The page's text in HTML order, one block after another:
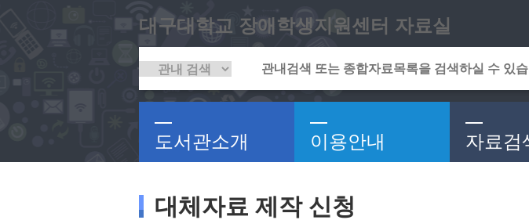
대구대학교 장애학생지원센터 자료실
도서관소개 이용안내 자료검
대체자료 제작 신청